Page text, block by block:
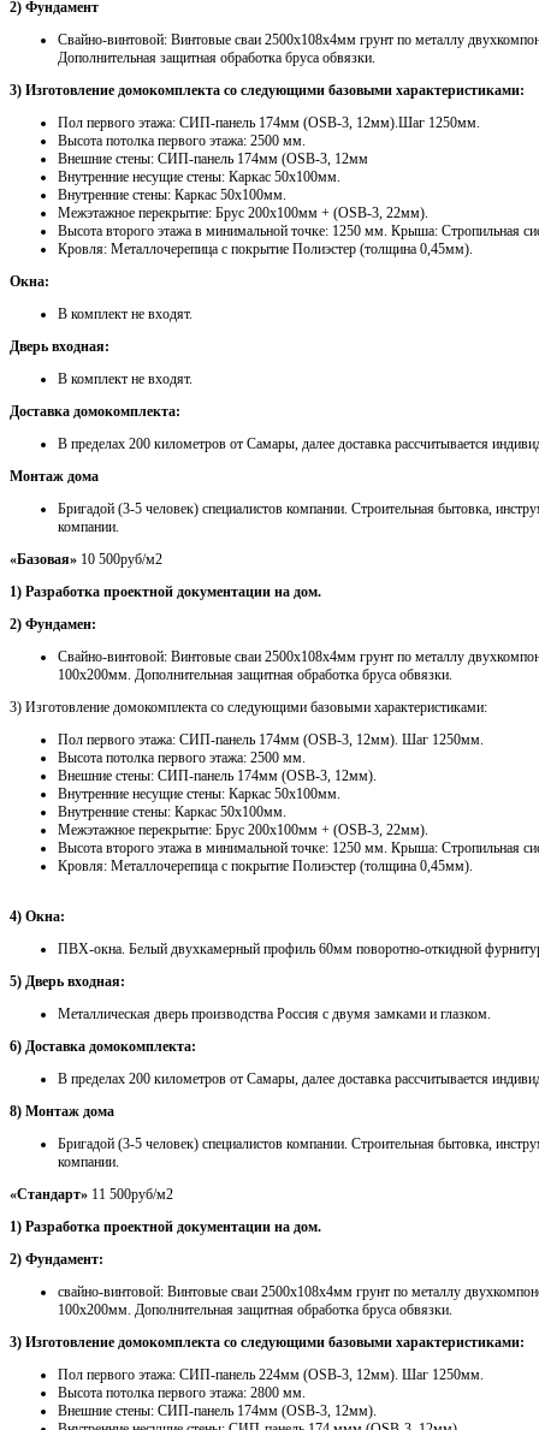
2) Фундамент
Свайно-винтовой: Винтовые сваи 2500х108х4мм грунт по металлу
Дополнительная защитная обработка бруса обвязки.
3) Изготовление домокомплекта со следующими базовыми характеристиками:
Пол первого этажа: СИП-панель 174мм (OSB-3, 12мм).Шаг 1250мм.
Высота потолка первого этажа: 2500 мм.
Внешние стены: СИП-панель 174мм (OSB-3, 12мм
Внутренние несущие стены: Каркас 50х100мм.
Внутренние стены: Каркас 50х100мм.
Межэтажное перекрытие: Брус 200х100мм + (OSB-3, 22мм).
Высота второго этажа в минимальной точке: 1250 мм. Крыша: Стропильная
Кровля: Металлочерепица с покрытие Полиэстер (толщина 0,45мм).
Окна:
В комплект не входят.
Дверь входная:
В комплект не входят.
Доставка домокомплекта:
В пределах 200 километров от Самары, далее доставка рассчитывается
Монтаж дома
Бригадой (3-5 человек) специалистов компании. Строительная бытовка,
компании.
«Базовая» 10 500руб/м2
1) Разработка проектной документации на дом.
2) Фундамен:
Свайно-винтовой: Винтовые сваи 2500х108х4мм грунт по металлу
100х200мм. Дополнительная защитная обработка бруса обвязки.
3) Изготовление домокомплекта со следующими базовыми характеристиками:
Пол первого этажа: СИП-панель 174мм (OSB-3, 12мм). Шаг 1250мм.
Высота потолка первого этажа: 2500 мм.
Внешние стены: СИП-панель 174мм (OSB-3, 12мм).
Внутренние несущие стены: Каркас 50х100мм.
Внутренние стены: Каркас 50х100мм.
Межэтажное перекрытие: Брус 200х100мм + (OSB-3, 22мм).
Высота второго этажа в минимальной точке: 1250 мм. Крыша: Стропильная
Кровля: Металлочерепица с покрытие Полиэстер (толщина 0,45мм).
4) Окна:
ПВХ-окна. Белый двухкамерный профиль 60мм поворотно-откидной
5) Дверь входная:
Металлическая дверь производства Россия с двумя замками и глазком.
6) Доставка домокомплекта:
В пределах 200 километров от Самары, далее доставка рассчитывается
8) Монтаж дома
Бригадой (3-5 человек) специалистов компании. Строительная бытовка,
компании.
«Стандарт» 11 500руб/м2
1) Разработка проектной документации на дом.
2) Фундамент:
свайно-винтовой: Винтовые сваи 2500х108х4мм грунт по металлу
100х200мм. Дополнительная защитная обработка бруса обвязки.
3) Изготовление домокомплекта со следующими базовыми характеристиками:
Пол первого этажа: СИП-панель 224мм (OSB-3, 12мм). Шаг 1250мм.
Высота потолка первого этажа: 2800 мм.
Внешние стены: СИП-панель 174мм (OSB-3, 12мм).